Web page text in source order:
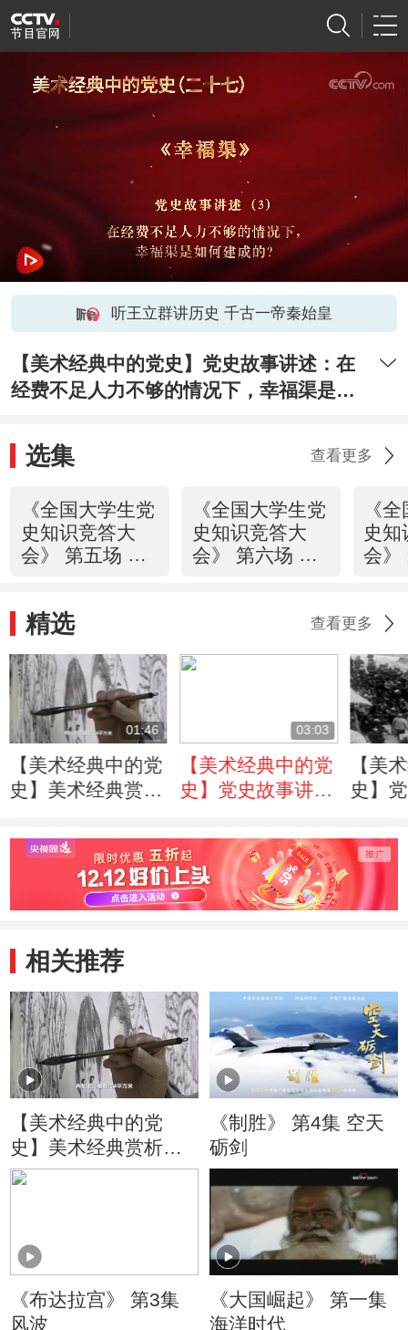
听王立群讲历史 千古一帝秦始皇
【美术经典中的党史】党史故事讲述：在
经费不足人力不够的情况下，幸福渠是如
选集 查看更多
《全国大学生党
史知识竞答大
会》 第五场 火
《全国大学生党
史知识竞答大
会》 第六场 改
《
史知
会》
精选 查看更多
01:46
【美术经典中的党
史】美术经典赏
渠》为何是集体创
作的？
03:03
【美术经典中的党
史】党史故事讲
力不够的情况下，
幸福渠是如何建成
的？
【美
史】
要修
相关推荐
【美术经典中的党
史】美术经典赏析：
国画《幸福渠》为何
《制胜》 第4集 空天
砺剑
《布达拉宫》 第3集
风波
《大国崛起》 第一集
海洋时代